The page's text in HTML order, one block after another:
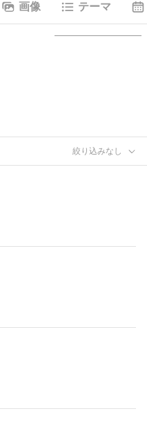
画像 テーマ
絞り込みなし